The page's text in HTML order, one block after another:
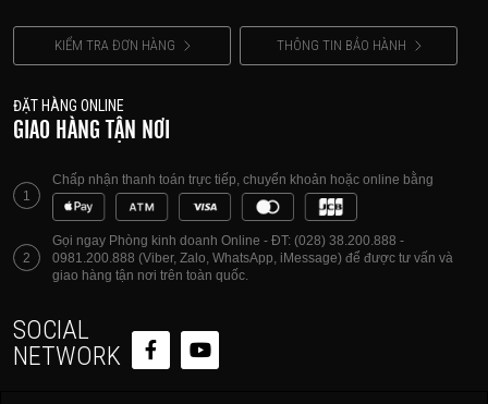
KIỂM TRA ĐƠN HÀNG THÔNG TIN BẢO HÀNH
ĐẶT HÀNG ONLINE
GIAO HÀNG TẬN NƠI
1
Chấp nhận thanh toán trực tiếp, chuyển khoản hoặc online bằng
2
Gọi ngay Phòng kinh doanh Online - ĐT: (028) 38.200.888 -
0981.200.888 (Viber, Zalo, WhatsApp, iMessage) để được tư vấn và
giao hàng tận nơi trên toàn quốc.
SOCIAL
NETWORK